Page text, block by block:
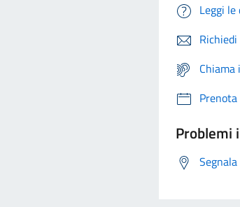
Leggi
Problemi